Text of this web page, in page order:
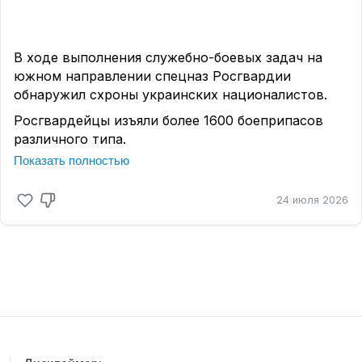
В ходе выполнения служебно-боевых задач на
южном направлении спецназ Росгвардии
обнаружил схроны украинских националистов.
Росгвардейцы изъяли более 1600 боеприпасов
различного типа.
🔴КЛИК
Показать полностью
24 июля 2026